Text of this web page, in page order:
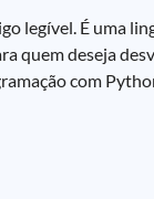
legível. É uma
quem deseja
com